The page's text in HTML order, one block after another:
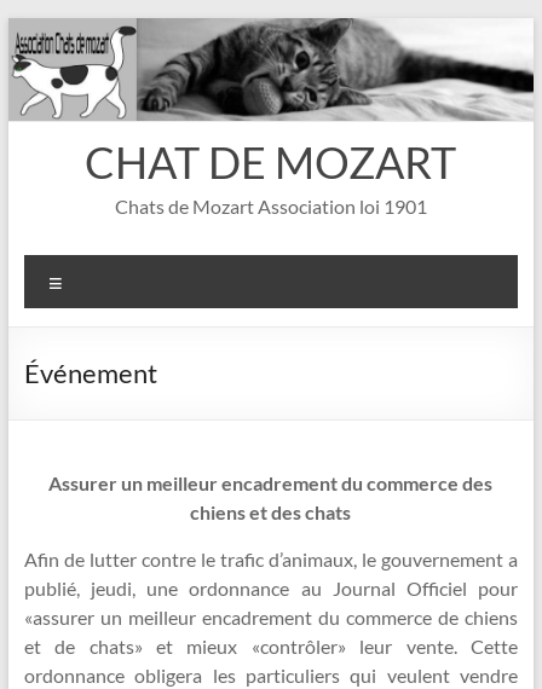
Aller
au
contenu
CHAT DE MOZART
Chats de Mozart Association loi 1901
Événement
Assurer un meilleur encadrement du commerce des
chiens et des chats
Afin de lutter contre le trafic d’animaux, le gouvernement a
publié, jeudi, une ordonnance au Journal Officiel pour
«assurer un meilleur encadrement du commerce de chiens
et de chats» et mieux «contrôler» leur vente. Cette
ordonnance obligera les particuliers qui veulent vendre